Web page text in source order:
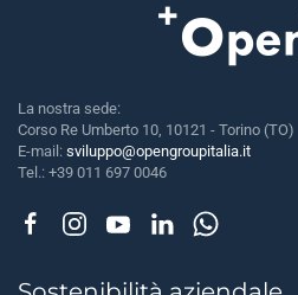
La nostra sede:
Corso Re Umberto 10, 10121 - Torino (TO)
E-mail: sviluppo@opengroupitalia.it
Tel.: +39 011 697 0046